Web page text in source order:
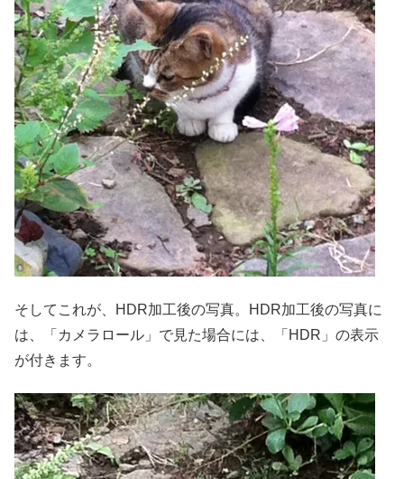
そしてこれが、HDR加工後の写真。HDR加工後の写真に
は、「カメラロール」で見た場合には、「HDR」の表示
が付きます。